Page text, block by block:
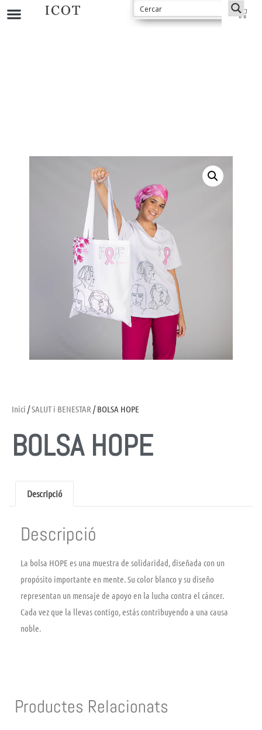
Inici /SALUT i BENESTAR / BOLSA HOPE
BOLSA HOPE
Descripció
Descripció
La bolsa HOPE es una muestra de solidaridad, diseñada con un
propósito importante en mente. Su color blanco y su diseño
representan un mensaje de apoyo en la lucha contra el cáncer.
Cada vez que la llevas contigo, estás contribuyendo a una causa
noble.
Productes Relacionats